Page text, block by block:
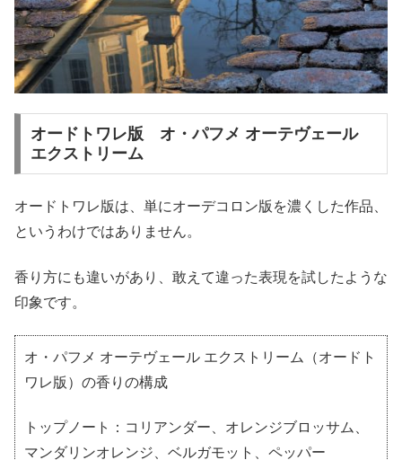
オードトワレ版 オ・パフメ オーテヴェール
エクストリーム
オードトワレ版は、単にオーデコロン版を濃くした作品、
というわけではありません。
香り方にも違いがあり、敢えて違った表現を試したような
印象です。
オ・パフメ オーテヴェール エクストリーム（オードト
ワレ版）の香りの構成
トップノート：コリアンダー、オレンジブロッサム、
マンダリンオレンジ、ベルガモット、ペッパー